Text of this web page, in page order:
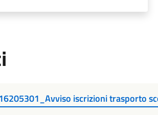
iscrizioni trasporto